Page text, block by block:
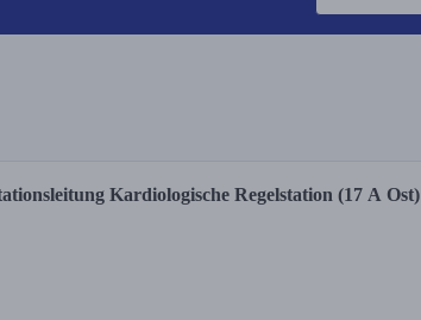
Kardiologische Regelstation (17 A Ost)